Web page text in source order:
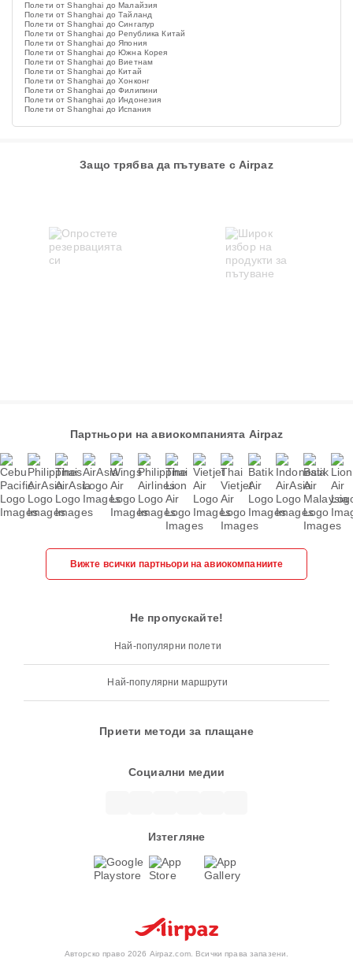
Полети от Shanghai до Малайзия
Полети от Shanghai до Тайланд
Полети от Shanghai до Сингапур
Полети от Shanghai до Република Китай
Полети от Shanghai до Япония
Полети от Shanghai до Южна Корея
Полети от Shanghai до Виетнам
Полети от Shanghai до Китай
Полети от Shanghai до Хонконг
Полети от Shanghai до Филипини
Полети от Shanghai до Индонезия
Полети от Shanghai до Испания
Защо трябва да пътувате с Airpaz
Партньори на авиокомпанията Airpaz
Вижте всички партньори на авиокомпаниите
Не пропускайте!
Най-популярни полети
Най-популярни маршрути
Приети методи за плащане
Социални медии
Изтегляне
Авторско право 2026 Airpaz.com. Всички права запазени.